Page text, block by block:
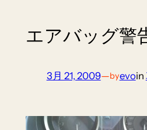
エアバッグ警
3月 21, 2009—byevoin